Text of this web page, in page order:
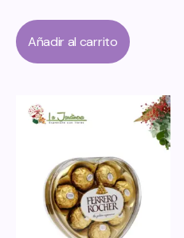
Añadir al carrito